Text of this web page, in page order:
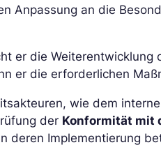
Anpassung an die
er die Weiterentwicklung
er die erforderlichen
wie dem
der Konformität mit
deren Implementierung